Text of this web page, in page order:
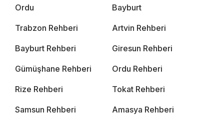
Ordu Bayburt
Trabzon Rehberi Artvin Rehberi
Bayburt Rehberi Giresun Rehberi
Gümüşhane Rehberi Ordu Rehberi
Rize Rehberi Tokat Rehberi
Samsun Rehberi Amasya Rehberi